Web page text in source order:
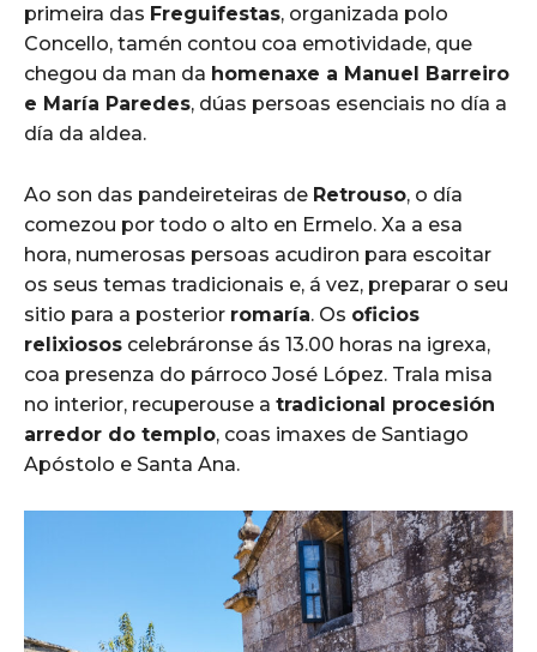
primeira das Freguifestas, organizada polo
Concello, tamén contou coa emotividade, que
chegou da man da homenaxe a Manuel Barreiro
e María Paredes, dúas persoas esenciais no día a
día da aldea.
Ao son das pandeireteiras de Retrouso, o día
comezou por todo o alto en Ermelo. Xa a esa
hora, numerosas persoas acudiron para escoitar
os seus temas tradicionais e, á vez, preparar o seu
sitio para a posterior romaría. Os oficios
relixiosos celebráronse ás 13.00 horas na igrexa,
coa presenza do párroco José López. Trala misa
no interior, recuperouse a tradicional procesión
arredor do templo, coas imaxes de Santiago
Apóstolo e Santa Ana.